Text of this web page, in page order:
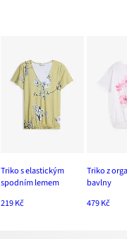
Triko s elastickým
spodním lemem
219 Kč
Triko z
bavlny
479 Kč